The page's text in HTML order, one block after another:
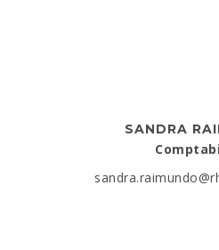
SANDRA